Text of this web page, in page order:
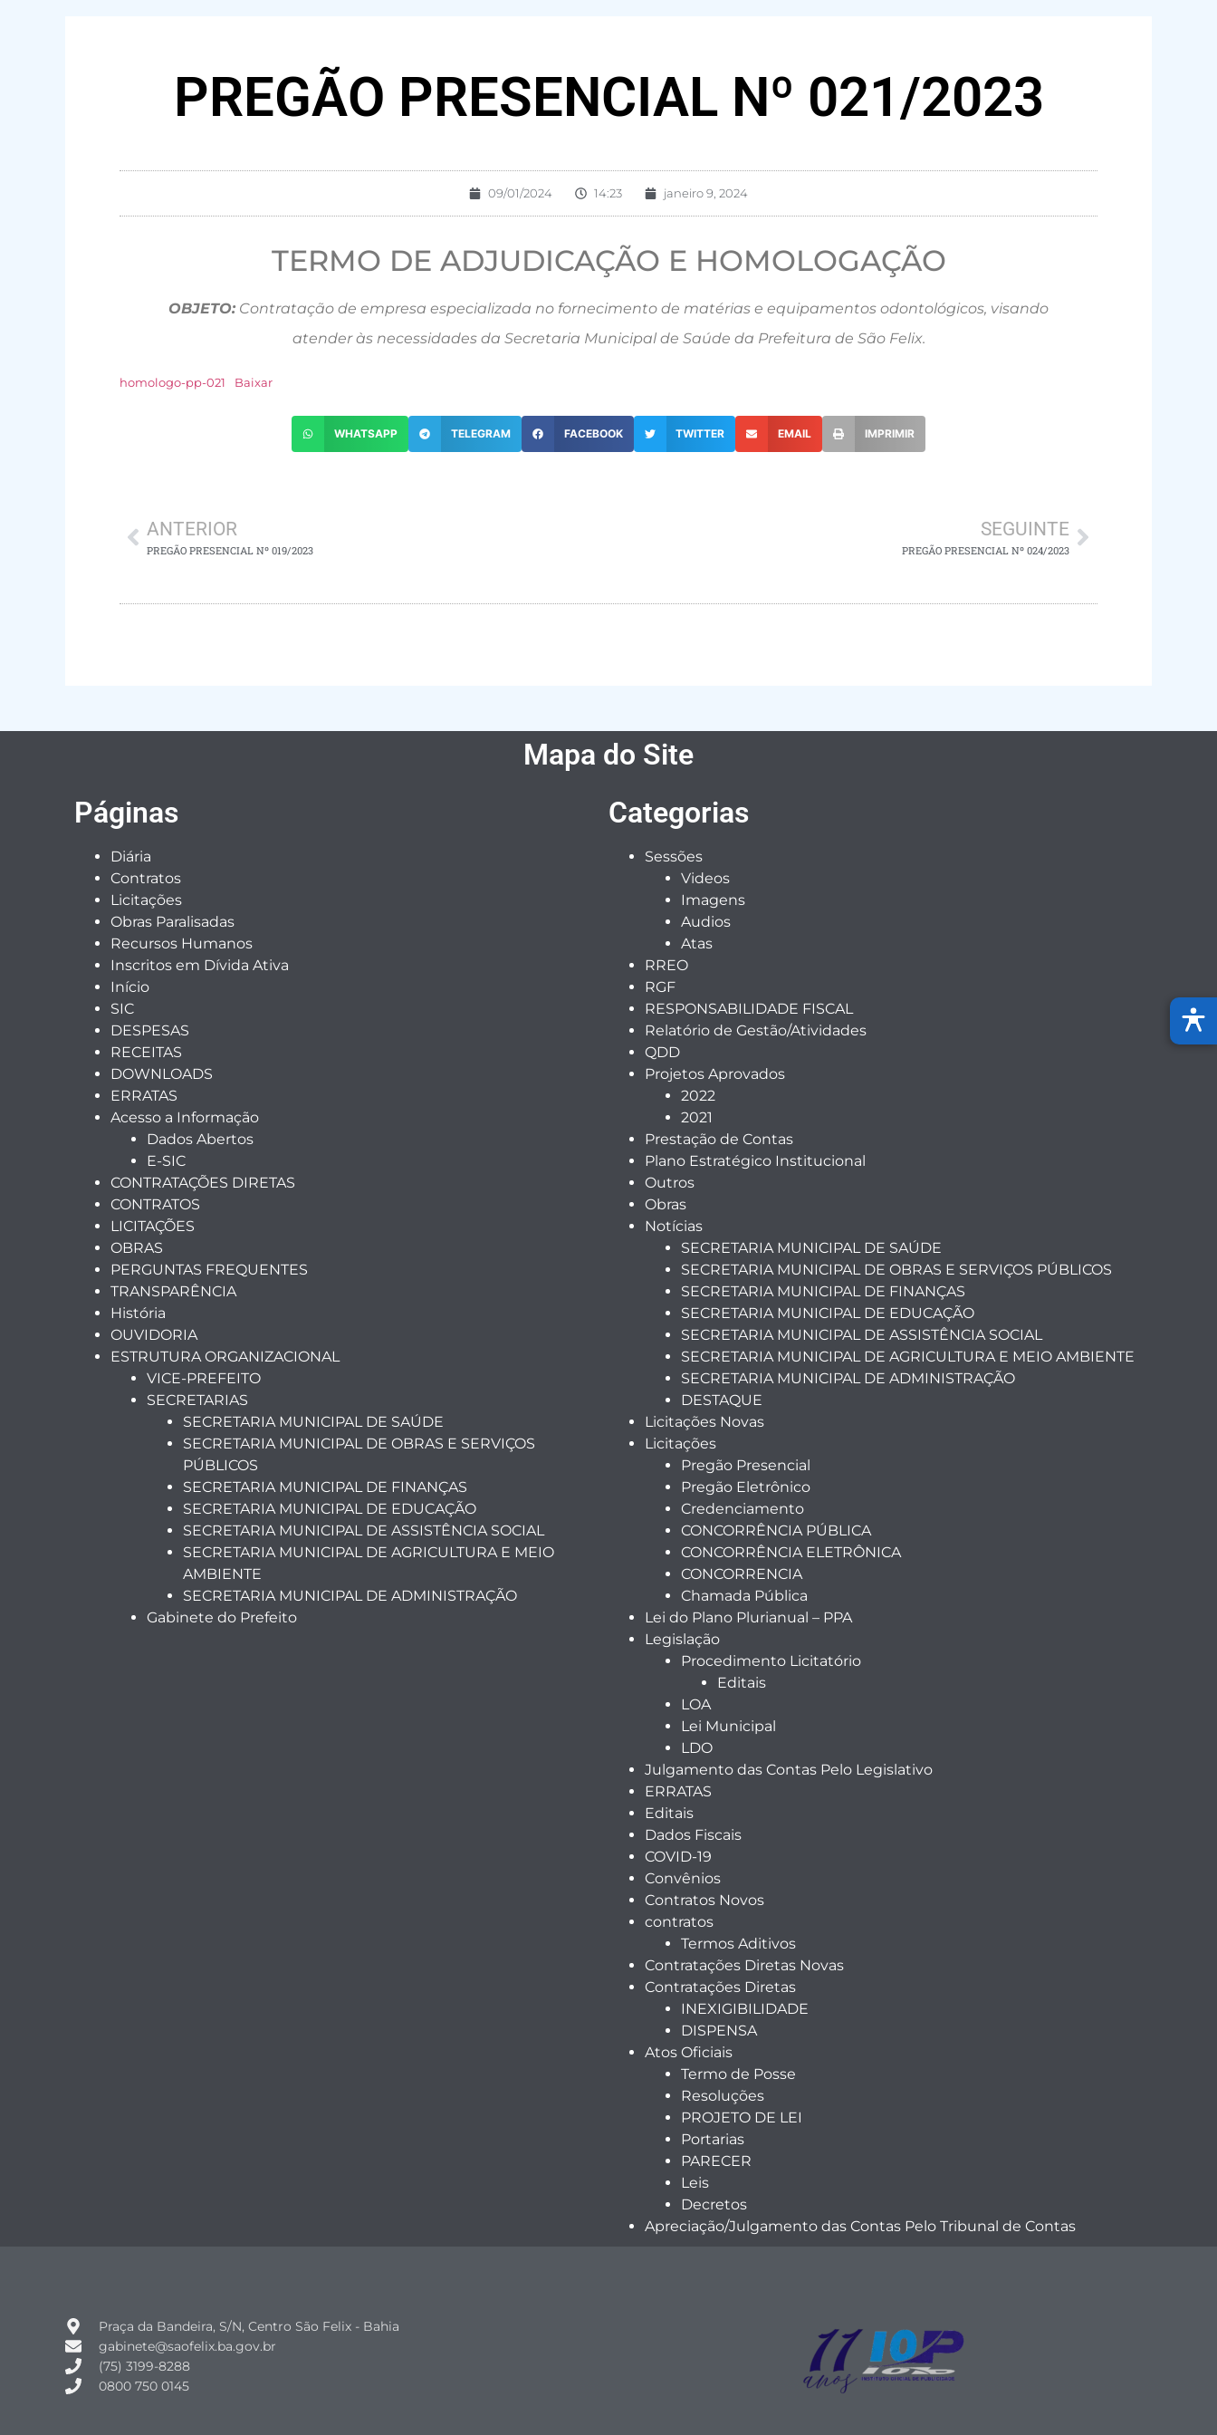
PREGÃO PRESENCIAL Nº 021/2023
09/01/2024 14:23 janeiro 9, 2024
TERMO DE ADJUDICAÇÃO E HOMOLOGAÇÃO
OBJETO:Contratação de empresa especializada no fornecimento de matérias e equipamentos odontológicos, visando
atender às necessidades da Secretaria Municipal de Saúde da Prefeitura de São Felix.
homologo-pp-021 Baixar
WHATSAPP TELEGRAM FACEBOOK TWITTER EMAIL IMPRIMIR
ANTERIOR
PREGÃO PRESENCIAL Nº 019/2023
SEGUINTE
PREGÃO PRESENCIAL Nº 024/2023
Mapa do Site
Páginas
Diária
Contratos
Licitações
Obras Paralisadas
Recursos Humanos
Inscritos em Dívida Ativa
Início
SIC
DESPESAS
RECEITAS
DOWNLOADS
ERRATAS
Acesso a Informação
Dados Abertos
E-SIC
CONTRATAÇÕES DIRETAS
CONTRATOS
LICITAÇÕES
OBRAS
PERGUNTAS FREQUENTES
TRANSPARÊNCIA
História
OUVIDORIA
ESTRUTURA ORGANIZACIONAL
VICE-PREFEITO
SECRETARIAS
SECRETARIA MUNICIPAL DE SAÚDE
SECRETARIA MUNICIPAL DE OBRAS E SERVIÇOS
PÚBLICOS
SECRETARIA MUNICIPAL DE FINANÇAS
SECRETARIA MUNICIPAL DE EDUCAÇÃO
SECRETARIA MUNICIPAL DE ASSISTÊNCIA SOCIAL
SECRETARIA MUNICIPAL DE AGRICULTURA E MEIO
AMBIENTE
SECRETARIA MUNICIPAL DE ADMINISTRAÇÃO
Gabinete do Prefeito
Categorias
Sessões
Videos
Imagens
Audios
Atas
RREO
RGF
RESPONSABILIDADE FISCAL
Relatório de Gestão/Atividades
QDD
Projetos Aprovados
2022
2021
Prestação de Contas
Plano Estratégico Institucional
Outros
Obras
Notícias
SECRETARIA MUNICIPAL DE SAÚDE
SECRETARIA MUNICIPAL DE OBRAS E SERVIÇOS PÚBLICOS
SECRETARIA MUNICIPAL DE FINANÇAS
SECRETARIA MUNICIPAL DE EDUCAÇÃO
SECRETARIA MUNICIPAL DE ASSISTÊNCIA SOCIAL
SECRETARIA MUNICIPAL DE AGRICULTURA E MEIO AMBIENTE
SECRETARIA MUNICIPAL DE ADMINISTRAÇÃO
DESTAQUE
Licitações Novas
Licitações
Pregão Presencial
Pregão Eletrônico
Credenciamento
CONCORRÊNCIA PÚBLICA
CONCORRÊNCIA ELETRÔNICA
CONCORRENCIA
Chamada Pública
Lei do Plano Plurianual – PPA
Legislação
Procedimento Licitatório
Editais
LOA
Lei Municipal
LDO
Julgamento das Contas Pelo Legislativo
ERRATAS
Editais
Dados Fiscais
COVID-19
Convênios
Contratos Novos
contratos
Termos Aditivos
Contratações Diretas Novas
Contratações Diretas
INEXIGIBILIDADE
DISPENSA
Atos Oficiais
Termo de Posse
Resoluções
PROJETO DE LEI
Portarias
PARECER
Leis
Decretos
Apreciação/Julgamento das Contas Pelo Tribunal de Contas
Praça da Bandeira, S/N, Centro São Felix - Bahia
gabinete@saofelix.ba.gov.br
(75) 3199-8288
0800 750 0145